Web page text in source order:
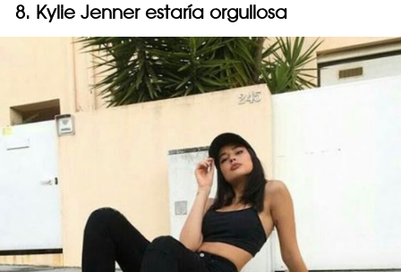
8. Kylie Jenner estaría orgullosa